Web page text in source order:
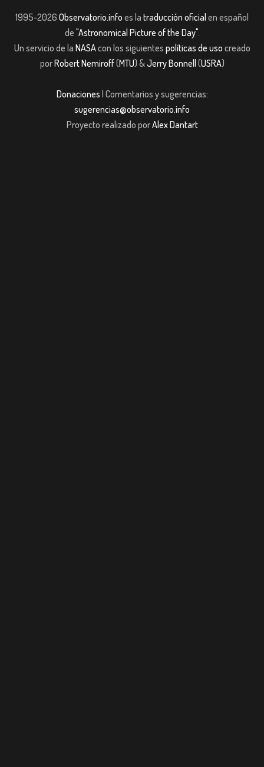
1995-2026 Observatorio.info es la traducción oficial en español
de "Astronomical Picture of the Day".
Un servicio de la NASAcon los siguientes políticas de uso creado
porRobert Nemiroff(MTU) &Jerry Bonnell (USRA)
Donaciones | Comentarios y sugerencias:
sugerencias@observatorio.info
Proyecto realizado porAlex Dantart